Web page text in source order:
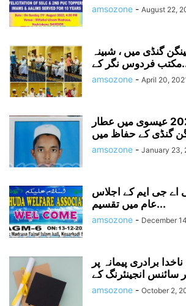
amsozone - August 22,
گنڈی میں ، شبینہ
کے...
amsozone - April 20,
امسال سنہ2021 عیسوی میں عطار
amsozone - January 23,
اے جی ایم کے اجلاس
عام میں تقسیم...
amsozone - December
برادری پیمانہ پر
amsozone - October 2,